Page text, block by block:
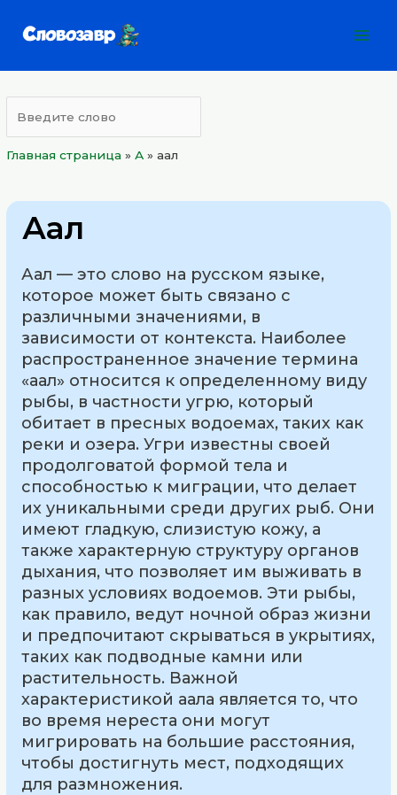
Главная страница »А »аал
Аал
Аал — это слово на русском языке,
которое может быть связано с
различными значениями, в
зависимости от контекста. Наиболее
распространенное значение термина
«аал» относится к определенному виду
рыбы, в частности угрю, который
обитает в пресных водоемах, таких как
реки и озера. Угри известны своей
продолговатой формой тела и
способностью к миграции, что делает
их уникальными среди других рыб. Они
имеют гладкую, слизистую кожу, а
также характерную структуру органов
дыхания, что позволяет им выживать в
разных условиях водоемов. Эти рыбы,
как правило, ведут ночной образ жизни
и предпочитают скрываться в укрытиях,
таких как подводные камни или
растительность. Важной
характеристикой аала является то, что
во время нереста они могут
мигрировать на большие расстояния,
чтобы достигнуть мест, подходящих
для размножения.